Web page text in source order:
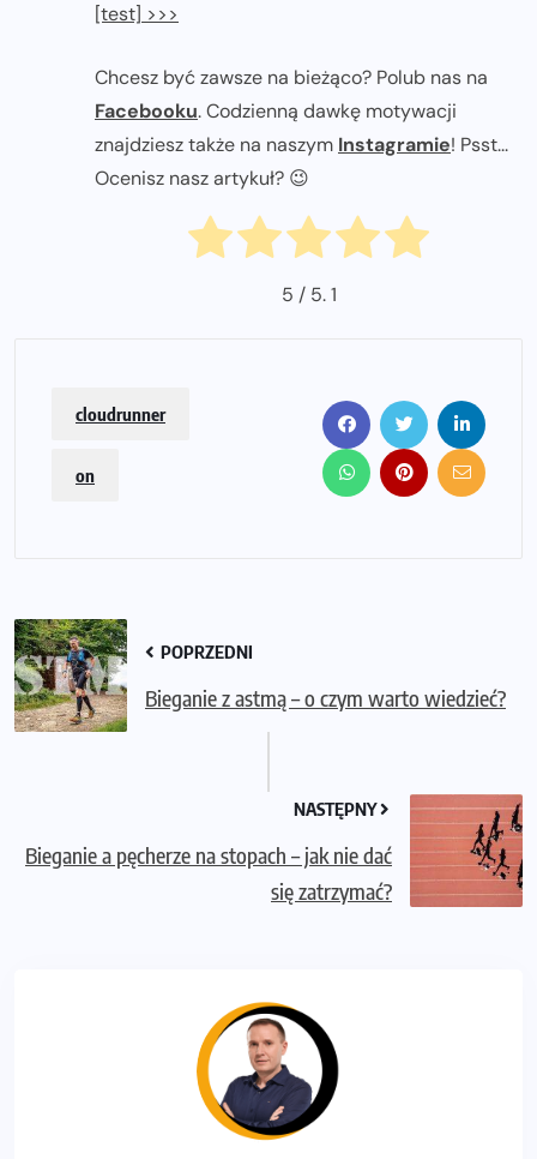
[test] >>>
Chcesz być zawsze na bieżąco? Polub nas na
Facebooku. Codzienną dawkę motywacji
znajdziesz także na naszym Instagramie! Psst...
Ocenisz nasz artykuł? 😉
5 / 5.1
cloudrunner
on
POPRZEDNI
Bieganie z astmą – o czym warto wiedzieć?
NASTĘPNY
Bieganie a pęcherze na stopach – jak nie dać
się zatrzymać?